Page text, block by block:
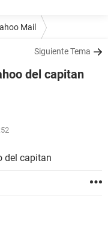
Mail
Siguiente Tema
del capitan
del capitan